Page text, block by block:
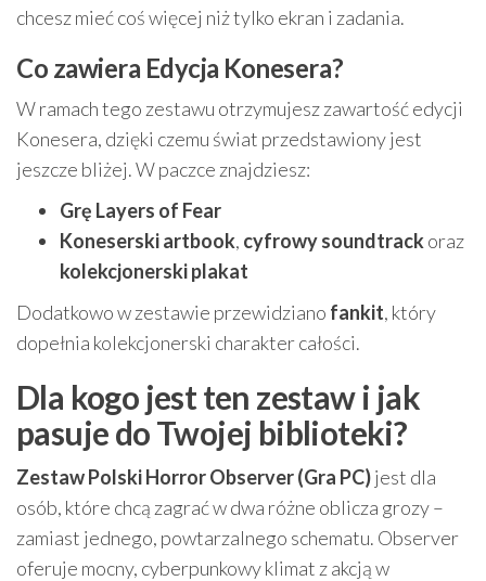
chcesz mieć coś więcej niż tylko ekran i zadania.
Co zawiera Edycja Konesera?
W ramach tego zestawu otrzymujesz zawartość edycji
Konesera, dzięki czemu świat przedstawiony jest
jeszcze bliżej. W paczce znajdziesz:
Grę Layers of Fear
Koneserski artbook, cyfrowy soundtrackoraz
kolekcjonerski plakat
Dodatkowo w zestawie przewidziano fankit, który
dopełnia kolekcjonerski charakter całości.
Dla kogo jest ten zestaw i jak
pasuje do Twojej biblioteki?
Zestaw Polski Horror Observer (Gra PC)jest dla
osób, które chcą zagrać w dwa różne oblicza grozy –
zamiast jednego, powtarzalnego schematu. Observer
oferuje mocny, cyberpunkowy klimat z akcją w